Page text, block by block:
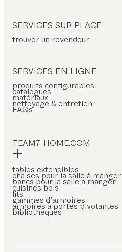
SERVICES SUR PLACE
trouver un revendeur
SERVICES EN LIGNE
produits configurables
catalogues
matériaux
nettoyage & entretien
FAQs
TEAM7-HOME.COM
tables extensibles
chaises pour la salle à manger
bancs pour la salle à manger
cuisines bois
lits
gammes d’armoires
armoires à portes pivotantes
bibliothèques